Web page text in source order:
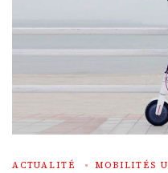
ACTUALITÉ MOBILITÉS